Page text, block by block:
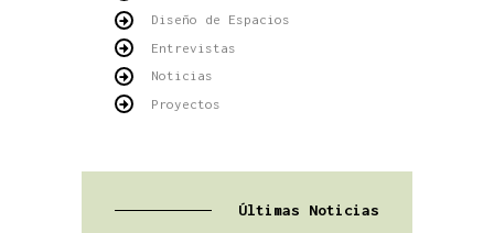
Diseño de Espacios
Entrevistas
Noticias
Proyectos
Últimas Noticias